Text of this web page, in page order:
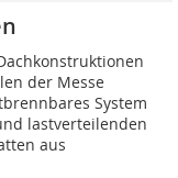
der Messe
System
lastverteilenden
aus